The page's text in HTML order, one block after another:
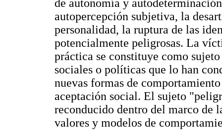
de autonomía y
autopercepción subjetiva, la
personalidad, la ruptura de las
potencialmente peligrosas. La
práctica se constituye como
sociales o políticas que lo han
nuevas formas de
aceptación social. El sujeto
reconducido dentro del marco de
valores y modelos de